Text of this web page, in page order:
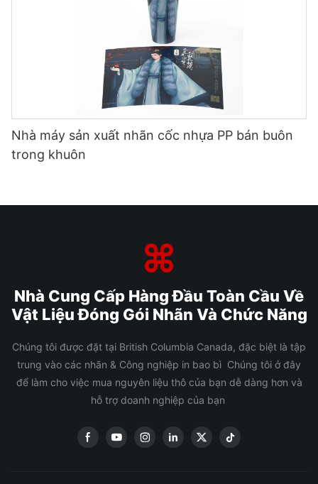
Nhà máy sản xuất nhãn cốc nhựa PP bán buôn
trong khuôn
Nhà Cung Cấp Hàng Đầu Toàn Cầu Về
Vật Liệu Đóng Gói Nhãn Và Chức Năng
Chúng tôi được đặt tại British Columbia Canada, đặc biệt là tập
trung vào các nhãn & Công nghiệp in bao bì Chúng tôi ở đây
để làm cho việc mua nguyên liệu thô của bạn dễ dàng hơn và
hỗ trợ doanh nghiệp của bạn